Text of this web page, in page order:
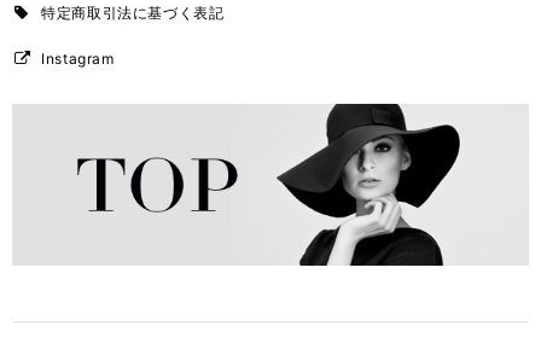
特定商取引法に基づく表記
Instagram